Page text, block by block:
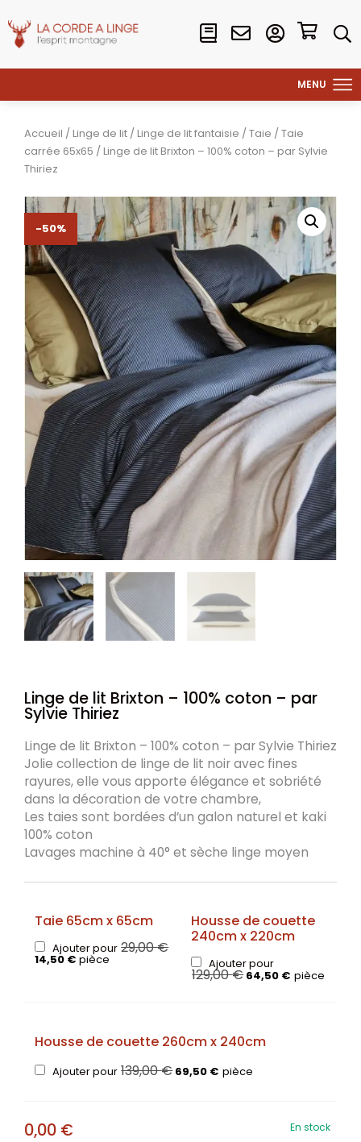
Accueil / Linge de lit / Linge de lit fantaisie /Taie /Taie
carrée 65x65 / Linge de lit Brixton – 100% coton – par Sylvie
Thiriez
-50%
Linge de lit Brixton – 100% coton – par
Sylvie Thiriez
Linge de lit Brixton – 100% coton – par Sylvie Thiriez
Jolie collection de linge de lit noir avec fines
rayures, elle vous apporte élégance et sobriété
dans la décoration de votre chambre,
Les taies sont bordées d’un galon naturel et kaki
100% coton
Lavages machine à 40° et sèche linge moyen
Taie 65cm x 65cm
Ajouter pour 29,00€
14,50 € pièce
Housse de couette
240cm x 220cm
Ajouter pour
129,00€64,50 € pièce
Housse de couette 260cm x 240cm
Ajouter pour 139,00€69,50 € pièce
0,00 € En stock